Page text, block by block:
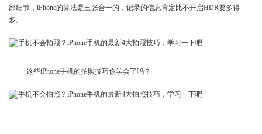
部细节，iPhone的算法是三张合一的，记录的信息肯定比不开启HDR要多得
多。
这些iPhone手机的拍照技巧你学会了吗？